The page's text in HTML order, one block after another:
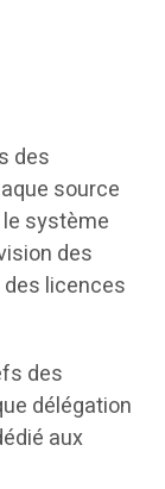
des
source
le système
des
licences
des
délégation
aux